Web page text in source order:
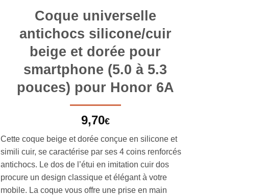
Coque universelle
antichocs silicone/cuir
beige et dorée pour
smartphone (5.0 à 5.3
pouces) pour Honor 6A
9,70€
Cette coque beige et dorée conçue en silicone et
simili cuir, se caractérise par ses 4 coins renforcés
antichocs. Le dos de l’étui en imitation cuir dos
procure un design classique et élégant à votre
mobile. La coque vous offre une prise en main